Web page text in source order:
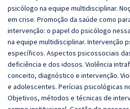
psicólogo na equipe multidisciplinar.
em crise. Promoção da saúde como
intervenção: o papel do psicólogo
na equipe multidisciplinar. Intervenção
específicos. Aspectos psicossociais
deficiência e dos idosos. Violência
conceito, diagnóstico e intervenção.
e adolescentes. Perícias psicológicas
Objetivos, métodos e técnicas de